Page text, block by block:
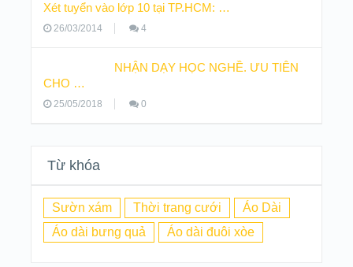
Xét tuyển vào lớp 10 tại TP.HCM: …
26/03/2014 4
NHẬN DẠY HỌC NGHỀ. ƯU TIÊN
CHO …
25/05/2018 0
Từ khóa
Sườn xám Thời trang cưới
Áo Dài
Áo dài bưng quả
Áo dài đuôi xòe